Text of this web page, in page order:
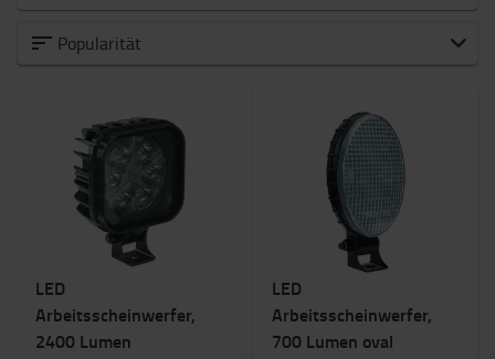
Zubehör
Arbeitsplatz und Lager
Batterie und Elektronik
Beleuchtung
Gabeln und Gabelverlängerungen
Gabelstapler Anbaugeräte
IC-Gabelstapler
RAM Mounts
Sicherheit
Popularität
LED
Arbeitsscheinwerfer,
2400 Lumen
LED
Arbeitsscheinwerfer,
700 Lumen oval